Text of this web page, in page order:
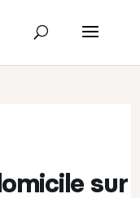
sur